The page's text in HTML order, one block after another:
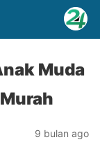
Muda
9 bulan ago